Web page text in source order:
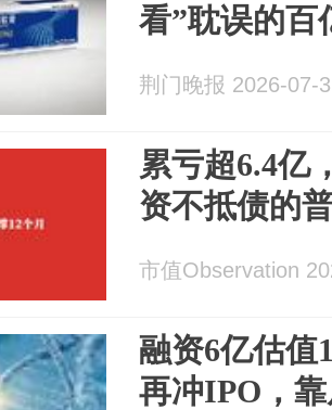
看”耽误的百
荆门晚报 2026-07-
累亏超6.4亿
资不抵债的
市值Observation
融资6亿估值
再冲IPO，